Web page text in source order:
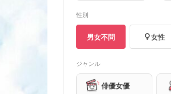
性別
男女不問 女性
ジャンル
俳優女優